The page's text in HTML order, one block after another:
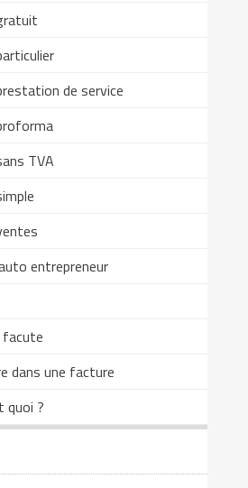
de service
TVA
entrepreneur
facute
dans une facture
quoi ?